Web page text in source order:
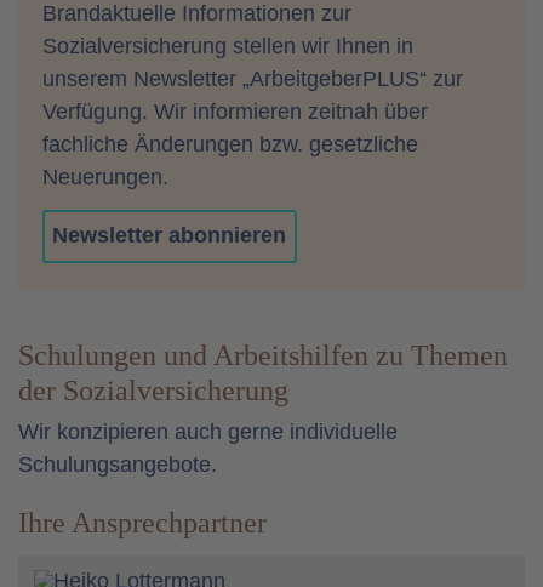
Brandaktuelle Informationen zur
Sozialversicherung stellen wir Ihnen in
unserem Newsletter „ArbeitgeberPLUS“ zur
Verfügung. Wir informieren zeitnah über
fachliche Änderungen bzw. gesetzliche
Neuerungen.
Newsletter abonnieren
Schulungen und Arbeitshilfen zu Themen
der Sozialversicherung
Wir konzipieren auch gerne individuelle
Schulungsangebote.
Ihre Ansprechpartner